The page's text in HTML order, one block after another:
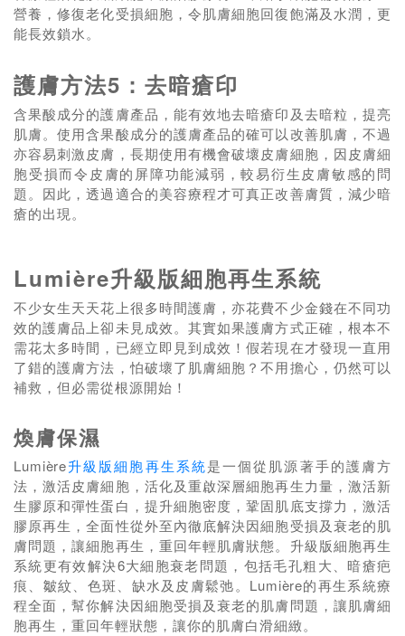
營養，修復老化受損細胞，令肌膚細胞回復飽滿及水潤，更
能長效鎖水。
護膚方法5：去暗瘡印
含果酸成分的護膚產品，能有效地去暗瘡印及去暗粒，提亮
肌膚。使用含果酸成分的護膚產品的確可以改善肌膚，不過
亦容易刺激皮膚，長期使用有機會破壞皮膚細胞，因皮膚細
胞受損而令皮膚的屏障功能減弱，較易衍生皮膚敏感的問
題。因此，透過適合的美容療程才可真正改善膚質，減少暗
瘡的出現。
Lumière升級版細胞再生系統
不少女生天天花上很多時間護膚，亦花費不少金錢在不同功
效的護膚品上卻未見成效。其實如果護膚方式正確，根本不
需花太多時間，已經立即見到成效！假若現在才發現一直用
了錯的護膚方法，怕破壞了肌膚細胞？不用擔心，仍然可以
補救，但必需從根源開始！
煥膚保濕
Lumière升級版細胞再生系統是一個從肌源著手的護膚方
法，激活皮膚細胞，活化及重啟深層細胞再生力量，激活新
生膠原和彈性蛋白，提升細胞密度，鞏固肌底支撐力，激活
膠原再生，全面性從外至內徹底解決因細胞受損及衰老的肌
膚問題，讓細胞再生，重回年輕肌膚狀態。升級版細胞再生
系統更有效解決6大細胞衰老問題，包括毛孔粗大、暗瘡疤
痕、皺紋、色斑、缺水及皮膚鬆弛。Lumière的再生系統療
程全面，幫你解決因細胞受損及衰老的肌膚問題，讓肌膚細
胞再生，重回年輕狀態，讓你的肌膚白滑細緻。